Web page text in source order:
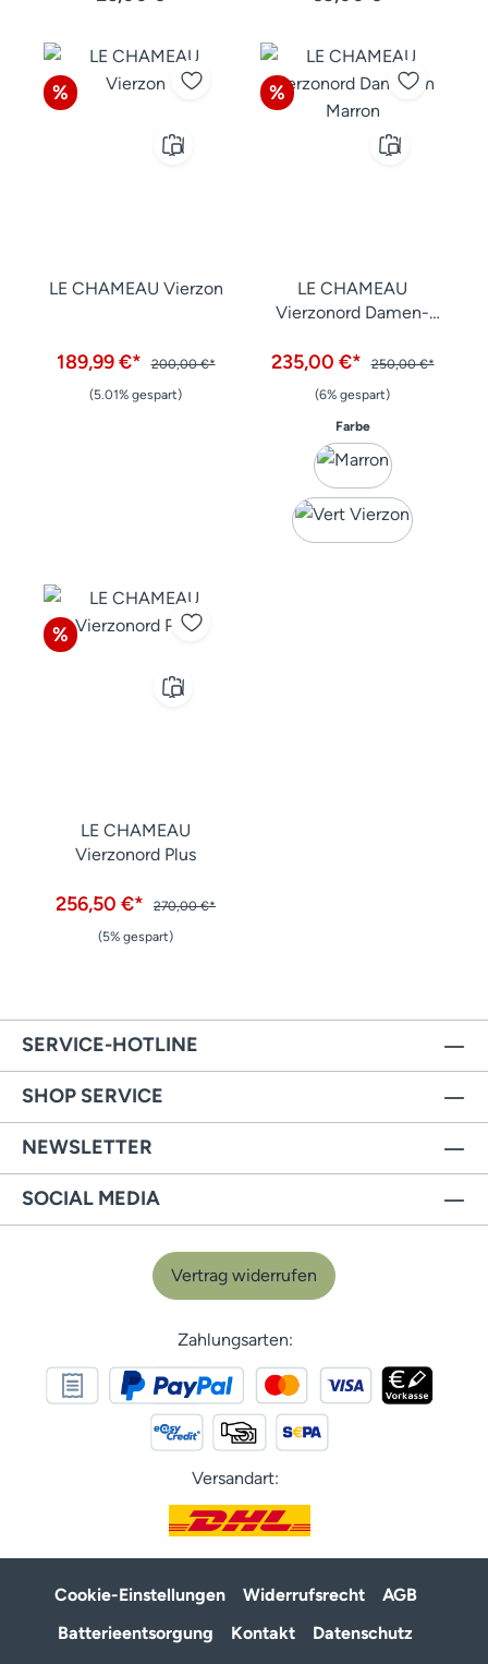
Rabatt
%
LE CHAMEAU Vierzon
189,99 €*
200,00 €*
(5.01% gespart)
Rabatt
%
LE CHAMEAU
Vierzonord Damen-
Neoprenfutter
235,00 €*
250,00 €*
(6% gespart)
Farbeauswählen
Rabatt
%
LE CHAMEAU
Vierzonord Plus
256,50 €*
270,00 €*
(5% gespart)
SERVICE-HOTLINE
SHOP SERVICE
NEWSLETTER
SOCIAL MEDIA
Vertrag widerrufen
Zahlungsarten:
Versandart:
Cookie-Einstellungen Widerrufsrecht
AGB
Batterieentsorgung
Kontakt
Datenschutz